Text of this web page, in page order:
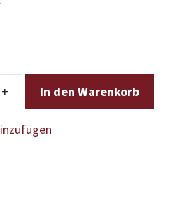
Lecompte
12
In den Warenkorb